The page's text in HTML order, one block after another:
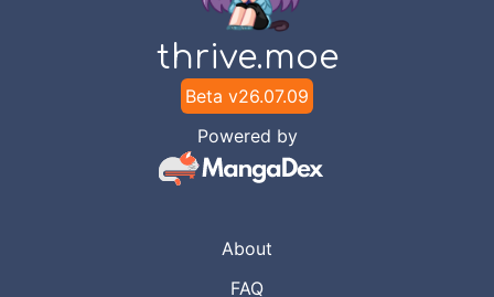
thrive.moe
Beta v26.07.09
Powered by
About
FAQ